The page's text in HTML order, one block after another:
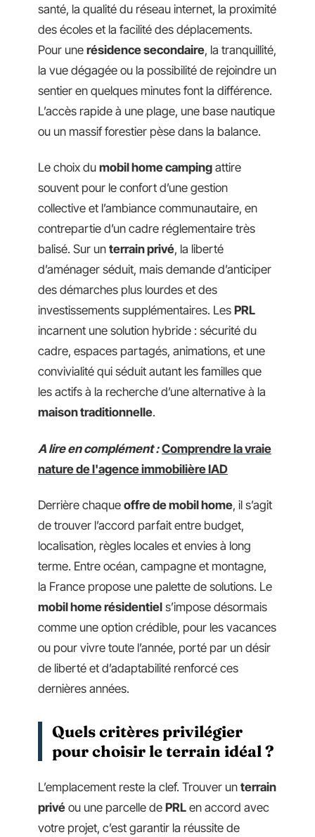
santé, la qualité du réseau internet, la proximité
des écoles et la facilité des déplacements.
Pour une résidence secondaire, la tranquillité,
la vue dégagée ou la possibilité de rejoindre un
sentier en quelques minutes font la différence.
L’accès rapide à une plage, une base nautique
ou un massif forestier pèse dans la balance.
Le choix du mobil home camping attire
souvent pour le confort d’une gestion
collective et l’ambiance communautaire, en
contrepartie d’un cadre réglementaire très
balisé. Sur un terrain privé, la liberté
d’aménager séduit, mais demande d’anticiper
des démarches plus lourdes et des
investissements supplémentaires. Les PRL
incarnent une solution hybride : sécurité du
cadre, espaces partagés, animations, et une
convivialité qui séduit autant les familles que
les actifs à la recherche d’une alternative à la
maison traditionnelle.
A lire en complément : Comprendre la vraie
nature de l'agence immobilière IAD
Derrière chaque offre de mobil home, il s’agit
de trouver l’accord parfait entre budget,
localisation, règles locales et envies à long
terme. Entre océan, campagne et montagne,
la France propose une palette de solutions. Le
mobil home résidentiel s’impose désormais
comme une option crédible, pour les vacances
ou pour vivre toute l’année, porté par un désir
de liberté et d’adaptabilité renforcé ces
dernières années.
Quels critères privilégier
pour choisir le terrain idéal ?
L’emplacement reste la clef. Trouver un terrain
privé ou une parcelle de PRL en accord avec
votre projet, c’est garantir la réussite de